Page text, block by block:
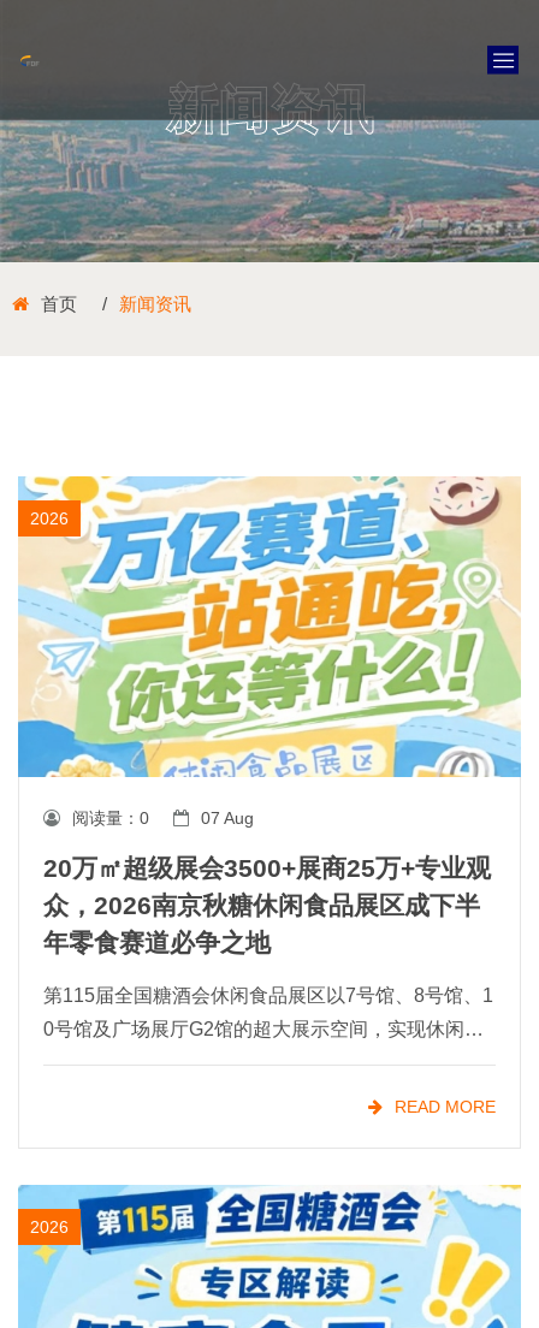
新闻资讯
首页 新闻资讯
2026
阅读量： 0 07 Aug
20万㎡超级展会3500+展商25万+专业观
众，2026南京秋糖休闲食品展区成下半
年零食赛道必争之地
第115届全国糖酒会休闲食品展区以7号馆、8号馆、1
0号馆及广场展厅G2馆的超大展示空间，实现休闲食
品全品类连片呈现，是糖酒会展览面积**的核心板块
之一。从国民零食、网红爆品到地域特产、节日礼
READ MORE
2026